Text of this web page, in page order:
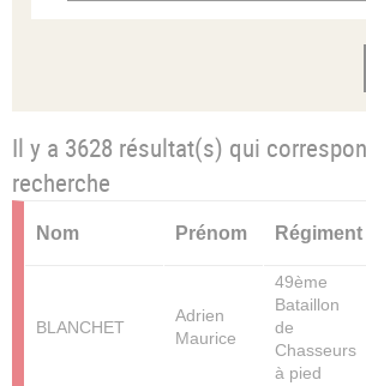
Il y a 3628 résultat(s) qui
recherche
Nom Prénom Régiment
BLANCHET
Adrien
Maurice
49ème
Bataillon
de
Chasseurs
à pied